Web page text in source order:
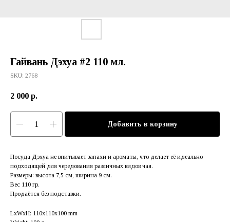
Гайвань Дэхуа #2 110 мл.
SKU: 2768
2 000 р.
Добавить в корзину
Посуда Дэхуа не впитывает запахи и ароматы, что делает её идеально
подходящей для чередования различных видов чая.
Размеры: высота 7,5 см, ширина 9 см.
Вес 110 гр.
Продаётся без подставки.
LxWxH: 110x110x100 mm